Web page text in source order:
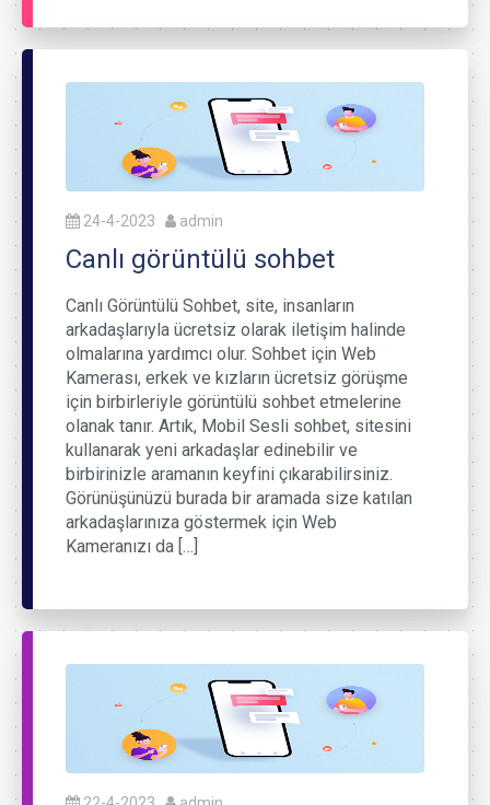
24-4-2023 admin
Canlı görüntülü sohbet
Canlı Görüntülü Sohbet, site, insanların
arkadaşlarıyla ücretsiz olarak iletişim halinde
olmalarına yardımcı olur. Sohbet için Web
Kamerası, erkek ve kızların ücretsiz görüşme
için birbirleriyle görüntülü sohbet etmelerine
olanak tanır. Artık, Mobil Sesli sohbet, sitesini
kullanarak yeni arkadaşlar edinebilir ve
birbirinizle aramanın keyfini çıkarabilirsiniz.
Görünüşünüzü burada bir aramada size katılan
arkadaşlarınıza göstermek için Web
Kameranızı da […]